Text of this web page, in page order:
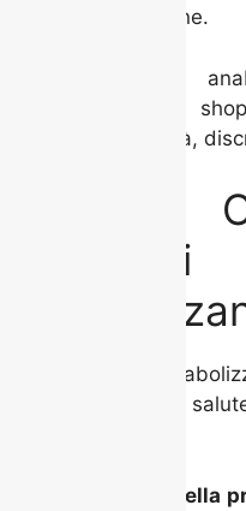
alla loro assunzione.
Acquista steroidi
affidabile nello
garantiamo qualità,
Rischi
Gli steroidi
negativamente la
Aumento della